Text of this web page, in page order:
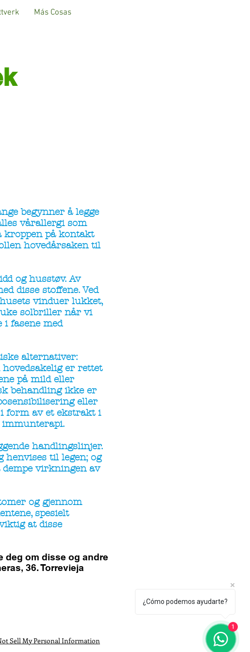
Más Cosas
begynner å legge
vårallergi som
kroppen på kontakt
hovedårsaken til
og husstøv. Av
disse stoffene. Ved
vinduer lukket,
solbriller når vi
fasene med
alternativer:
er rettet
på mild eller
behandling ikke er
eller
i form av et ekstrakt i
immunterapi.
handlingslinjer.
henvises til legen; og
virkningen av
og gjennom
spesielt
at disse
deg om disse og andre
36. Torrevieja
Sell My Personal Information
¿Cómo podemos ayudarte?
1